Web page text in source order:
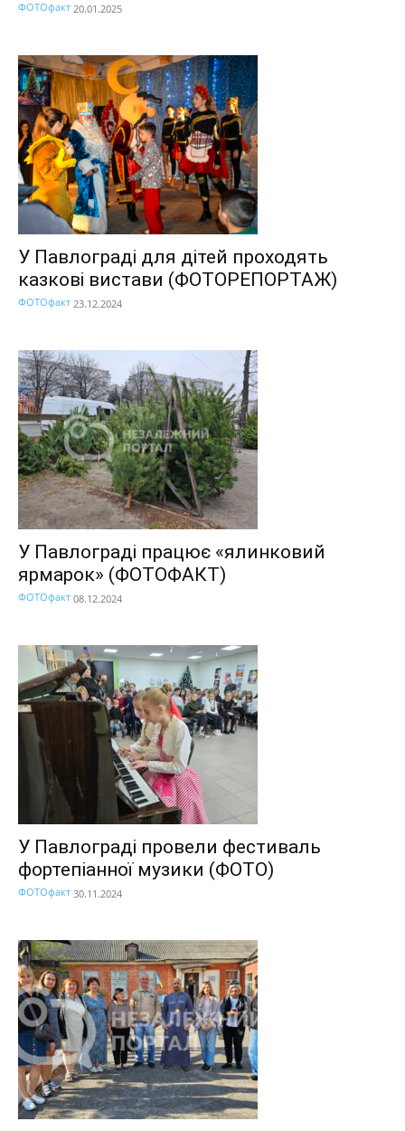
ФОТОфакт 20.01.2025
У Павлограді для дітей проходять
казкові вистави (ФОТОРЕПОРТАЖ)
ФОТОфакт 23.12.2024
У Павлограді працює «ялинковий
ярмарок» (ФОТОФАКТ)
ФОТОфакт 08.12.2024
У Павлограді провели фестиваль
фортепіанної музики (ФОТО)
ФОТОфакт 30.11.2024